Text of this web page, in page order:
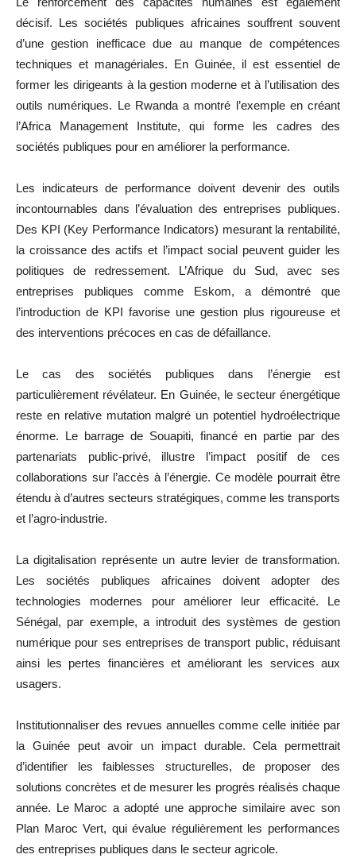
décisif. Les sociétés publiques africaines souffrent souvent
d’une gestion inefficace due au manque de compétences
techniques et managériales. En Guinée, il est essentiel de
former les dirigeants à la gestion moderne et à l’utilisation des
outils numériques. Le Rwanda a montré l’exemple en créant
l’Africa Management Institute, qui forme les cadres des
sociétés publiques pour en améliorer la performance.
Les indicateurs de performance doivent devenir des outils
incontournables dans l’évaluation des entreprises publiques.
Des KPI (Key Performance Indicators) mesurant la rentabilité,
la croissance des actifs et l’impact social peuvent guider les
politiques de redressement. L’Afrique du Sud, avec ses
entreprises publiques comme Eskom, a démontré que
l’introduction de KPI favorise une gestion plus rigoureuse et
des interventions précoces en cas de défaillance.
Le cas des sociétés publiques dans l’énergie est
particulièrement révélateur. En Guinée, le secteur énergétique
reste en relative mutation malgré un potentiel hydroélectrique
énorme. Le barrage de Souapiti, financé en partie par des
partenariats public-privé, illustre l’impact positif de ces
collaborations sur l’accès à l’énergie. Ce modèle pourrait être
étendu à d’autres secteurs stratégiques, comme les transports
et l’agro-industrie.
La digitalisation représente un autre levier de transformation.
Les sociétés publiques africaines doivent adopter des
technologies modernes pour améliorer leur efficacité. Le
Sénégal, par exemple, a introduit des systèmes de gestion
numérique pour ses entreprises de transport public, réduisant
ainsi les pertes financières et améliorant les services aux
usagers.
Institutionnaliser des revues annuelles comme celle initiée par
la Guinée peut avoir un impact durable. Cela permettrait
d’identifier les faiblesses structurelles, de proposer des
solutions concrètes et de mesurer les progrès réalisés chaque
année. Le Maroc a adopté une approche similaire avec son
Plan Maroc Vert, qui évalue régulièrement les performances
des entreprises publiques dans le secteur agricole.